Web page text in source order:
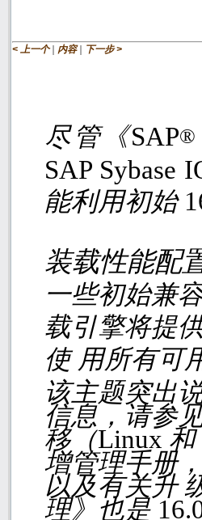
< 上一个 | 内容 | 下一步 >
尽管《SAP®
SAP Sybase
能利用初始
装载性能配
一些初始兼
载引擎将提
使 用所有可
该主题突出
信息，请参
移（Linux 和
增管理手册
以及有关升
理》也是